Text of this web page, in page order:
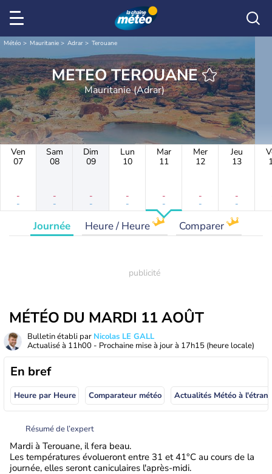
Météo Mauritanie Adrar Terouane
METEO TEROUANE
Mauritanie (Adrar)
Ven
07
-
-
Sam
08
-
-
Dim
09
-
-
Lun
10
-
-
Mar
11
-
-
Mer
12
-
-
Jeu
13
-
-
Journée Heure / Heure Comparer
MÉTÉO DU MARDI 11 AOÛT
Bulletin établi par Nicolas LE GALL
Actualisé à 11h00 - Prochaine mise à jour à 17h15 (heure locale)
En bref
Heure par Heure Comparateur météo
Résumé de l’expert
Mardi à Terouane, il fera beau.
Les températures évolueront entre 31 et 41°C au cours de la
journée, elles seront caniculaires l'après-midi.